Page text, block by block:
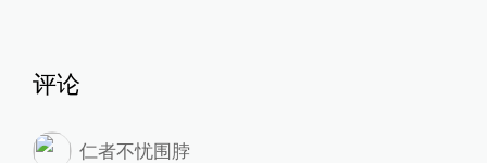
评论
仁者不忧围脖